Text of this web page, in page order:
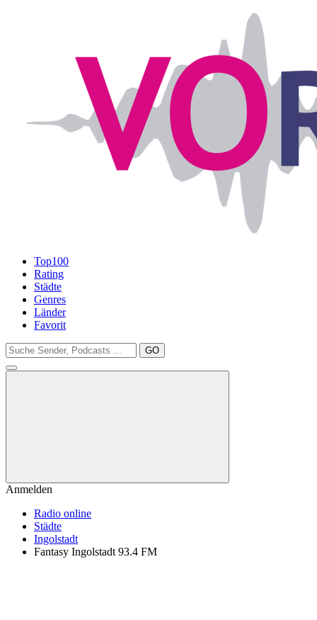
Top100
Rating
Städte
Genres
Länder
Favorit
GO
Anmelden
Radio online
Städte
Ingolstadt
Fantasy Ingolstadt 93.4 FM